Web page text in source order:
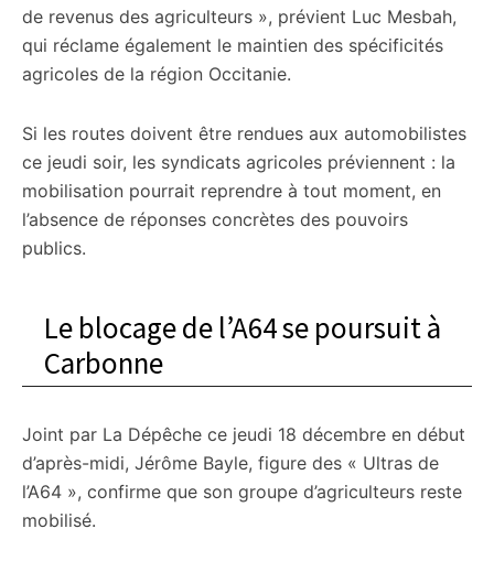
de revenus des agriculteurs », prévient Luc Mesbah,
qui réclame également le maintien des spécificités
agricoles de la région Occitanie.
Si les routes doivent être rendues aux automobilistes
ce jeudi soir, les syndicats agricoles préviennent : la
mobilisation pourrait reprendre à tout moment, en
l’absence de réponses concrètes des pouvoirs
publics.
Le blocage de l’A64 se poursuit à
Carbonne
Joint par La Dépêche ce jeudi 18 décembre en début
d’après-midi, Jérôme Bayle, figure des « Ultras de
l’A64 », confirme que son groupe d’agriculteurs reste
mobilisé.